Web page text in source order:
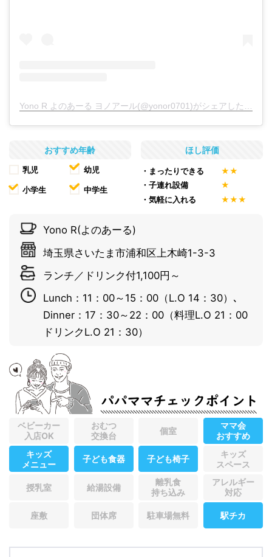
おすすめ年齢
乳児 幼児
小学生 中学生
ほし評価
・まったりできる
★★
・子連れ設備
★
・気軽に入れる
★★★
Yono R(よのあーる)
埼玉県さいたま市浦和区上木崎1-3-3
ランチ／ドリンク付1,100円～
Lunch：11：00～15：00（L.O 14：30）､
Dinner：17：30～22：00（料理L.O 21：00
ドリンクL.O 21：30）
パパママチェックポイント
ベビーカー
入店OK
おむつ
交換台
個室
ママ会
おすすめ
キッズ
メニュー
子ども食器 子ども椅子
キッズ
スペース
授乳室 給湯設備
離乳食
持ち込み
アレルギー
対応
座敷 団体席 駐車場無料 駅チカ